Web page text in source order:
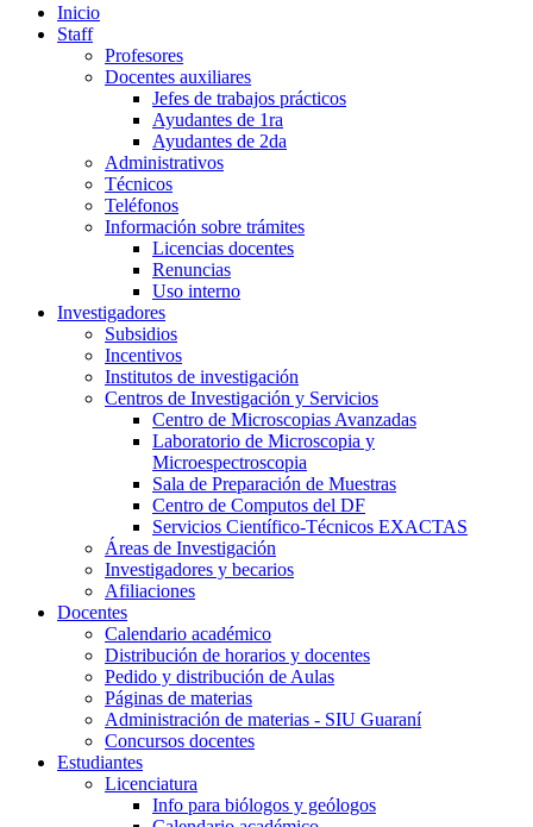
Inicio
Staff
Profesores
Docentes auxiliares
Jefes de trabajos prácticos
Ayudantes de 1ra
Ayudantes de 2da
Administrativos
Técnicos
Teléfonos
Información sobre trámites
Licencias docentes
Renuncias
Uso interno
Investigadores
Subsidios
Incentivos
Institutos de investigación
Centros de Investigación y Servicios
Centro de Microscopias Avanzadas
Laboratorio de Microscopia y
Microespectroscopia
Sala de Preparación de Muestras
Centro de Computos del DF
Servicios Científico-Técnicos EXACTAS
Áreas de Investigación
Investigadores y becarios
Afiliaciones
Docentes
Calendario académico
Distribución de horarios y docentes
Pedido y distribución de Aulas
Páginas de materias
Administración de materias - SIU Guaraní
Concursos docentes
Estudiantes
Licenciatura
Info para biólogos y geólogos